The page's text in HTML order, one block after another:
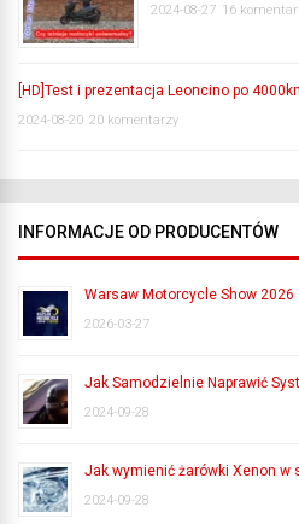
2024-08-27 16
[HD]Test i prezentacja Leoncino po
2024-08-20 20 komentarzy
INFORMACJE OD PRODUCENTÓW
Warsaw Motorcycle Show 2026
2026-03-27
Jak Samodzielnie Naprawić
2024-09-28
Jak wymienić żarówki Xenon w
2024-09-28